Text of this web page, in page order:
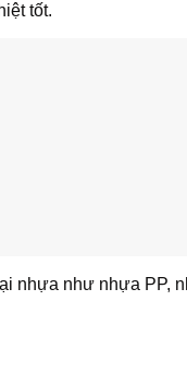
tốt.
nhựa như nhựa PP,